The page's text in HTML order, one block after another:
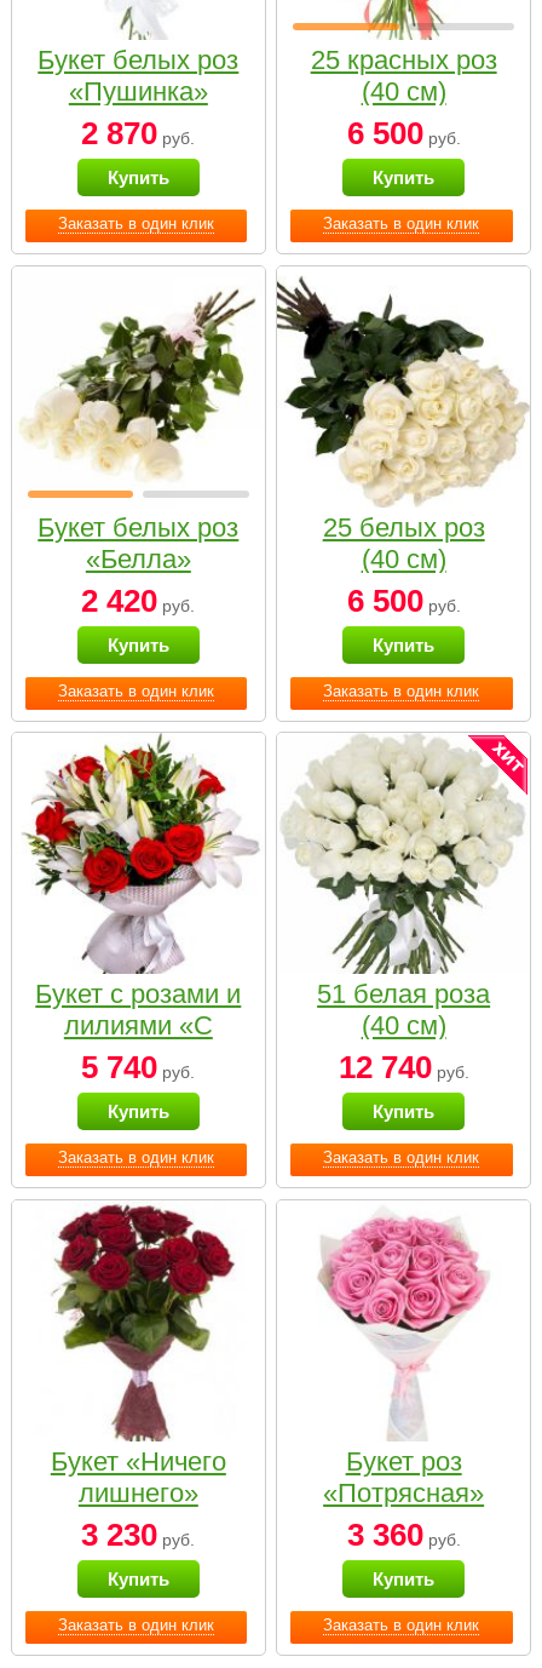
Заказать в один клик
Букет белых роз
«Пушинка»
2 870 руб.
Купить
Заказать в один клик
25 красных роз
(40 см)
6 500руб.
Купить
Заказать в один клик
Букет белых роз
«Белла»
2 420 руб.
Купить
Заказать в один клик
25 белых роз
(40 см)
6 500руб.
Купить
Заказать в один клик
Букет с розами и
лилиями «С
наилучшими
пожеланиями»
5 740 руб.
Купить
Заказать в один клик
51 белая роза
(40 см)
12 740руб.
Купить
Заказать в один клик
Букет «Ничего
лишнего»
3 230 руб.
Купить
Заказать в один клик
Букет роз
«Потрясная»
3 360руб.
Купить